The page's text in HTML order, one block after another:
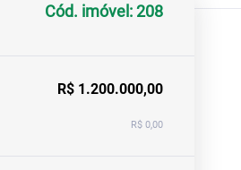
Cód. imóvel: 208
R$ 1.200.000,00
R$ 0,00